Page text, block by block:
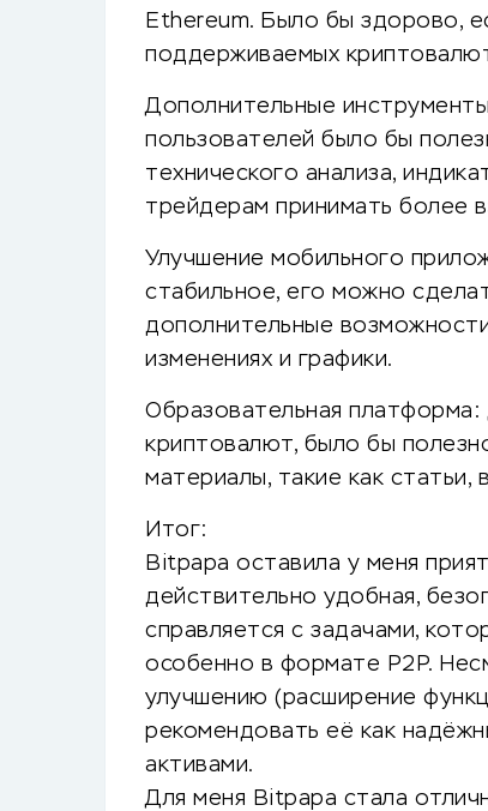
Ethereum. Было бы здорово,
поддерживаемых
Дополнительные
пользователей было бы
технического анализа,
трейдерам принимать более
Улучшение мобильного
стабильное, его можно
дополнительные
изменениях и графики.
Образовательная
криптовалют, было бы
материалы, такие как статьи,
Итог:
Bitpapa оставила у меня
действительно удобная,
справляется с задачами,
особенно в формате P2P.
улучшению (расширение
рекомендовать её как
активами.
Для меня Bitpapa стала